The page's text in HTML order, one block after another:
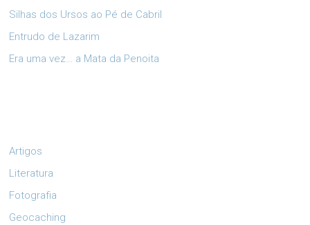
Silhas dos Ursos ao Pé de Cabril
Entrudo de Lazarim
Era uma vez… a Mata da Penoita
Artigos
Literatura
Fotografia
Geocaching